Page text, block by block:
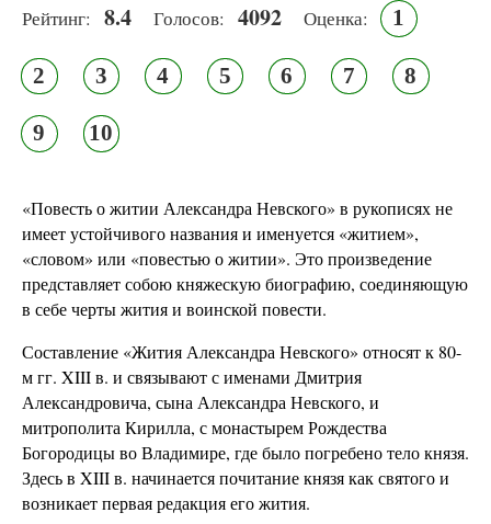
Рейтинг: 8.4 Голосов: 4092 Оценка: 1
2 3 4 5 6 7 8
9 10
«Повесть о житии Александра Невского» в рукописях не
имеет устойчивого названия и именуется «житием»,
«словом» или «повестью о житии». Это произведение
представляет собою княжескую биографию, соединяющую
в себе черты жития и воинской повести.
Составление «Жития Александра Невского» относят к 80-
м гг. XIII в. и связывают с именами Дмитрия
Александровича, сына Александра Невского, и
митрополита Кирилла, с монастырем Рождества
Богородицы во Владимире, где было погребено тело князя.
Здесь в XIII в. начинается почитание князя как святого и
возникает первая редакция его жития.